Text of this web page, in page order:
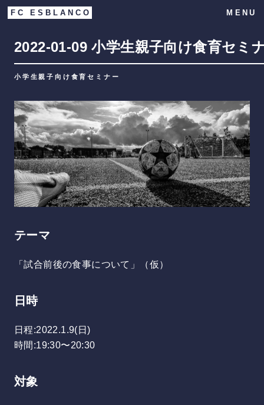
FC ESBLANCO MENU
2022-01-09 小学生親子向け食育セミ
小学生親子向け食育セミナー
テーマ
「試合前後の食事について」（仮）
日時
日程:2022.1.9(日)
時間:19:30〜20:30
対象